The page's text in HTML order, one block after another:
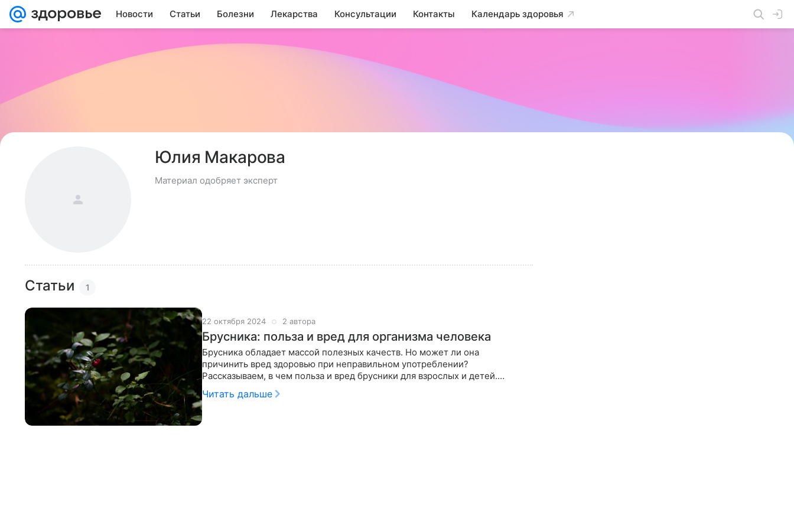
Новости Статьи Болезни Лекарства Консультации Контакты Календарь здоровья
Юлия Макарова
Материал одобряет эксперт
Статьи 1
22 октября 2024 2 автора
Брусника: польза и вред для организма человека
Брусника обладает массой полезных качеств. Но может ли она
причинить вред здоровью при неправильном употреблении?
Рассказываем, в чем польза и вред брусники для взрослых и детей.
Поможет нам в этом эксперт — Макарова
Читать дальше